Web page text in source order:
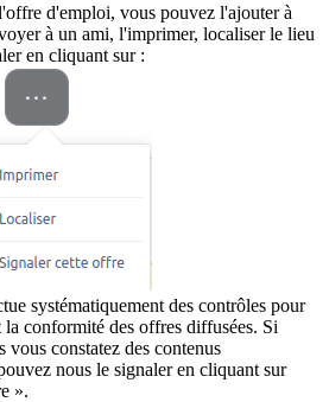
d'emploi, vous pouvez l'ajouter à
à un ami, l'imprimer, localiser le lieu
en cliquant sur :
systématiquement des contrôles pour
conformité des offres diffusées. Si
vous constatez des contenus
nous le signaler en cliquant sur
».